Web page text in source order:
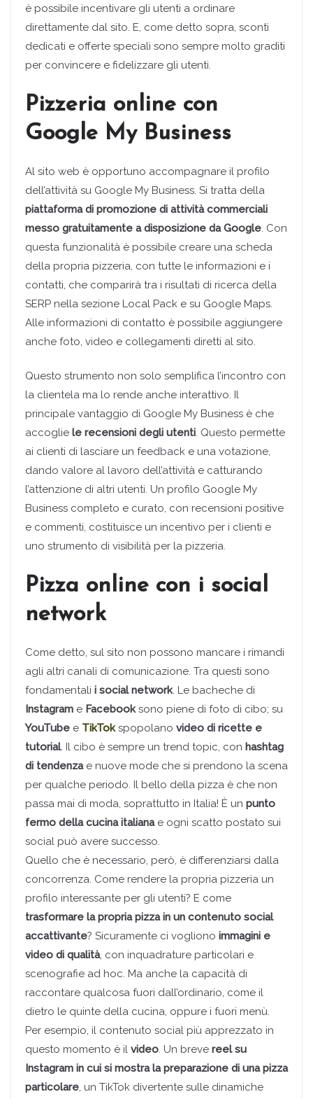
è possibile incentivare gli utenti a ordinare
direttamente dal sito. E, come detto sopra, sconti
dedicati e offerte speciali sono sempre molto graditi
per convincere e fidelizzare gli utenti.
Pizzeria online con
Google My Business
Al sito web è opportuno accompagnare il profilo
dell’attività su Google My Business. Si tratta della
piattaforma di promozione di attività commerciali
messo gratuitamente a disposizione da Google. Con
questa funzionalità è possibile creare una scheda
della propria pizzeria, con tutte le informazioni e i
contatti, che comparirà tra i risultati di ricerca della
SERP nella sezione Local Pack e su Google Maps.
Alle informazioni di contatto è possibile aggiungere
anche foto, video e collegamenti diretti al sito.
Questo strumento non solo semplifica l’incontro con
la clientela ma lo rende anche interattivo. Il
principale vantaggio di Google My Business è che
accoglie le recensioni degli utenti. Questo permette
ai clienti di lasciare un feedback e una votazione,
dando valore al lavoro dell’attività e catturando
l’attenzione di altri utenti. Un profilo Google My
Business completo e curato, con recensioni positive
e commenti, costituisce un incentivo per i clienti e
uno strumento di visibilità per la pizzeria.
Pizza online con i social
network
Come detto, sul sito non possono mancare i rimandi
agli altri canali di comunicazione. Tra questi sono
fondamentali i social network. Le bacheche di
Instagram e Facebooksono piene di foto di cibo; su
YouTube e TikTokspopolano video di ricette e
tutorial. Il cibo è sempre un trend topic, con hashtag
di tendenzae nuove mode che si prendono la scena
per qualche periodo. Il bello della pizza è che non
passa mai di moda, soprattutto in Italia! È un punto
fermo della cucina italianae ogni scatto postato sui
social può avere successo.
Quello che è necessario, però, è differenziarsi dalla
concorrenza. Come rendere la propria pizzeria un
profilo interessante per gli utenti? E come
trasformare la propria pizza in un contenuto social
accattivante? Sicuramente ci vogliono immagini e
video di qualità, con inquadrature particolari e
scenografie ad hoc. Ma anche la capacità di
raccontare qualcosa fuori dall’ordinario, come il
dietro le quinte della cucina, oppure i fuori menù.
Per esempio, il contenuto social più apprezzato in
questo momento è il video. Un breve reel su
Instagram in cui si mostra la preparazione di una pizza
particolare, un TikTok divertente sulle dinamiche